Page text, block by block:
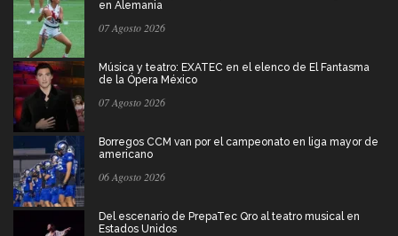
en Alemania
07 Agosto 2026
Música y teatro: EXATEC en el elenco de El Fantasma
de la Ópera México
07 Agosto 2026
Borregos CCM van por el campeonato en liga mayor de
americano
06 Agosto 2026
Del escenario de PrepaTec Qro al teatro musical en
Estados Unidos